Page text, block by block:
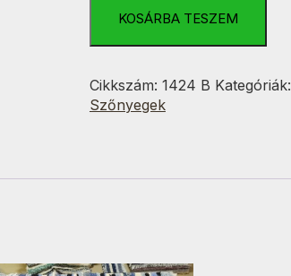
Bézs-
Variáns
Bolyhos
70x200
KOSÁRBA TESZEM
Cikkszám: 1424 B Kategóriák:
Szőnyegek